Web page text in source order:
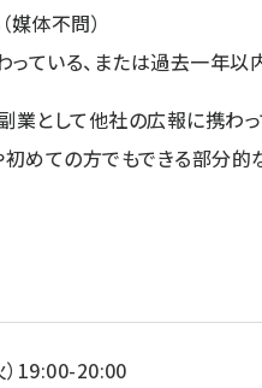
媒体不問）
ている、または過去一年以
として他社の広報に携わっ
めての方でもできる部分的
）19:00-20:00